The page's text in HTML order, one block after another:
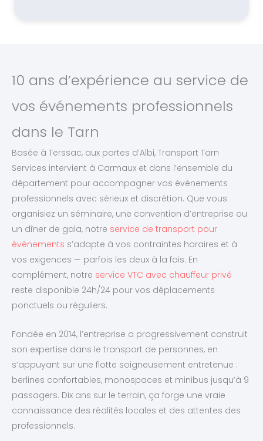
10 ans d’expérience au service de
vos événements professionnels
dans le Tarn
Basée à Terssac, aux portes d’Albi, Transport Tarn
Services intervient à Carmaux et dans l’ensemble du
département pour accompagner vos événements
professionnels avec sérieux et discrétion. Que vous
organisiez un séminaire, une convention d’entreprise ou
un dîner de gala, notre service de transport pour
événements s’adapte à vos contraintes horaires et à
vos exigences — parfois les deux à la fois. En
complément, notre service VTC avec chauffeur privé
reste disponible 24h/24 pour vos déplacements
ponctuels ou réguliers.
Fondée en 2014, l’entreprise a progressivement construit
son expertise dans le transport de personnes, en
s’appuyant sur une flotte soigneusement entretenue :
berlines confortables, monospaces et minibus jusqu’à 9
passagers. Dix ans sur le terrain, ça forge une vraie
connaissance des réalités locales et des attentes des
professionnels.